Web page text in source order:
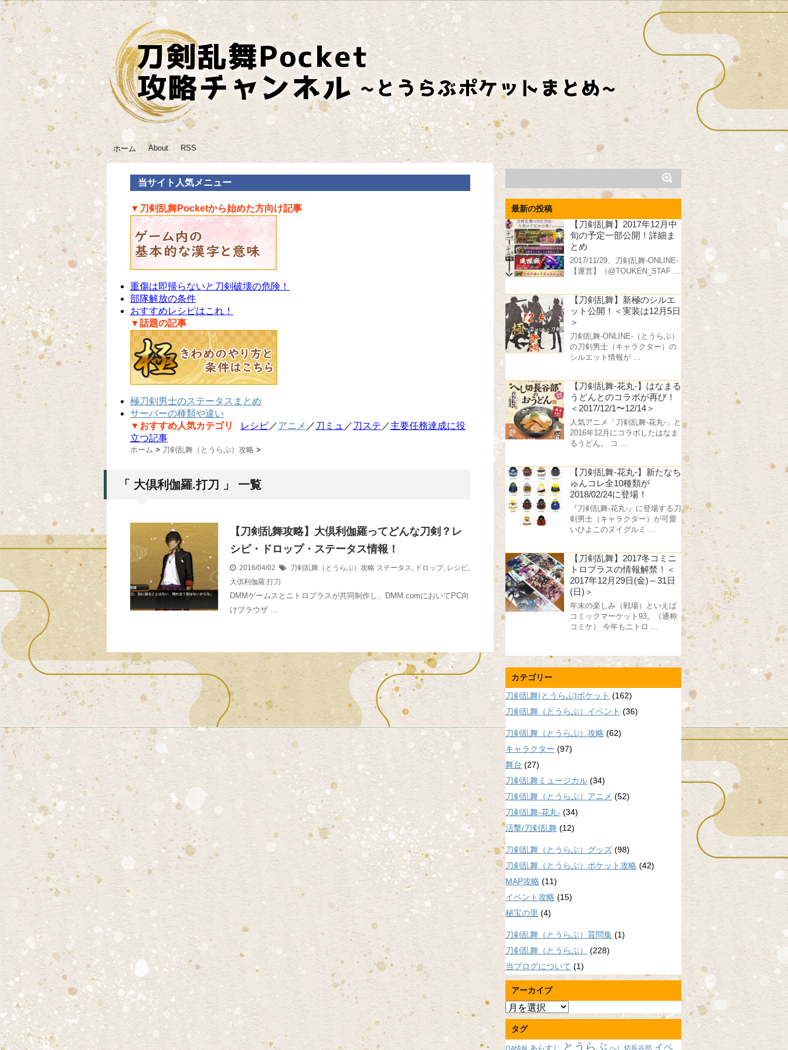
ホーム About RSS
当サイト人気メニュー
▼刀剣乱舞Pocketから始めた方向け記事
重傷は即帰らないと刀剣破壊の危険！
部隊解放の条件
おすすめレシピはこれ！
▼話題の記事
極刀剣男士のステータスまとめ
サーバーの種類や違い
▼おすすめ人気カテゴリ
レシピ／アニメ ／ 刀ミュ ／ 刀ステ ／主要任務達成に役
立つ記事
ホーム > 刀剣乱舞（とうらぶ）攻略 >
「 大倶利伽羅.打刀 」 一覧
【刀剣乱舞攻略】大倶利伽羅ってどんな刀剣？レ
シピ・ドロップ・ステータス情報！
2016/04/02 刀剣乱舞（とうらぶ）攻略 ステータス, ドロップ, レシピ,
大倶利伽羅.打刀
DMMゲームスとニトロプラスが共同制作し、DMM.comにおいてPC向
けブラウザ …
最新の投稿
【刀剣乱舞】2017年12月中
旬の予定一部公開！詳細ま
とめ
2017/11/29、刀剣乱舞-ONLINE-
【運営】（@TOUKEN_STAF …
【刀剣乱舞】新極のシルエ
ット公開！＜実装は12月5日
＞
刀剣乱舞-ONLINE-（とうらぶ）
の刀剣男士（キャラクター）の
シルエット情報が …
【刀剣乱舞-花丸-】はなまる
うどんとのコラボが再び！
＜2017/12/1〜12/14＞
人気アニメ「刀剣乱舞-花丸-」と
2016年12月にコラボしたはなま
るうどん。 コ …
【刀剣乱舞-花丸-】新たなち
ゅんコレ全10種類が
2018/02/24に登場！
『刀剣乱舞-花丸-』に登場する刀
剣男士（キャラクター）が可愛
いひよこのヌイグルミ …
【刀剣乱舞】2017冬コミニ
トロプラスの情報解禁！＜
2017年12月29日(金)～31日
(日)＞
年末の楽しみ（戦場）といえば
コミックマーケット93。（通称
コミケ） 今年もニトロ …
カテゴリー
刀剣乱舞(とうらぶ)ポケット (162)
刀剣乱舞（とうらぶ）イベント (36)
刀剣乱舞（とうらぶ）攻略 (62)
キャラクター (97)
舞台 (27)
刀剣乱舞ミュージカル (34)
刀剣乱舞（とうらぶ）アニメ (52)
刀剣乱舞-花丸- (34)
活撃/刀剣乱舞 (12)
刀剣乱舞（とうらぶ）グッズ (98)
刀剣乱舞（とうらぶ）ポケット攻略 (42)
MAP攻略 (11)
イベント攻略 (15)
秘宝の里 (4)
刀剣乱舞（とうらぶ）質問集 (1)
刀剣乱舞（とうらぶ）
(228)
当ブログについて (1)
アーカイブ
ア
ー
カ
イ
タグ
OA情報 あらすじ とうらぶ へし切長谷部 イベ